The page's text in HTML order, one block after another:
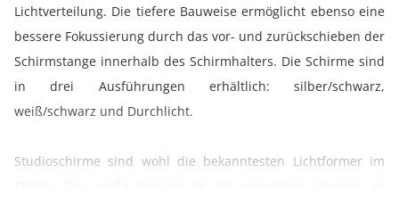
Lichtverteilung. Die tiefere Bauweise ermöglicht ebenso eine
bessere Fokussierung durch das vor- und zurückschieben der
Schirmstange innerhalb des Schirmhalters. Die Schirme sind
in drei Ausführungen erhältlich: silber/schwarz,
weiß/schwarz und Durchlicht.
Studioschirme sind wohl die bekanntesten Lichtformer im